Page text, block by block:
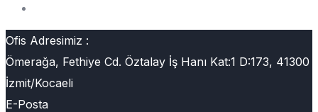
Ofis Adresimiz :
Ömerağa, Fethiye Cd. Öztalay İş Hanı Kat:1 D:173, 41300
İzmit/Kocaeli
E-Posta